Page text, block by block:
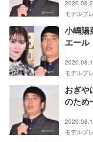
モデルプ
小嶋陽
エール
モデルプ
おぎや
のため
モデルプ